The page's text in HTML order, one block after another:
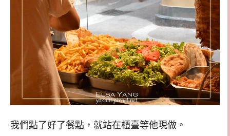
我們點了好了餐點，就站在櫃臺等他現做。